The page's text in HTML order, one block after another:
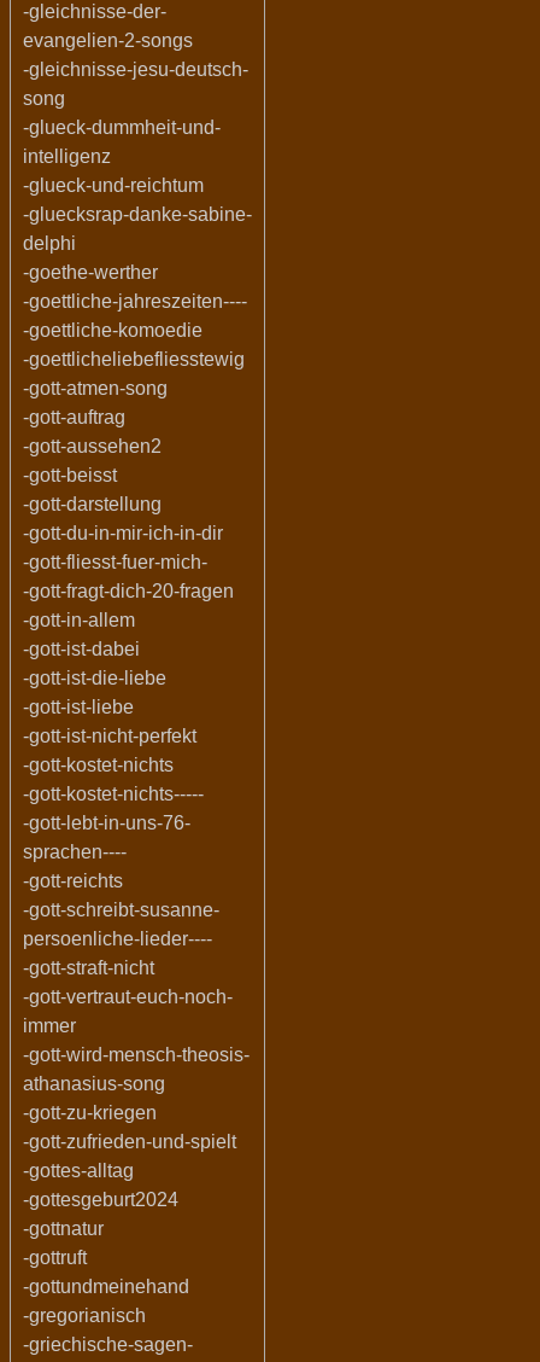
-gleichnisse-der-
evangelien-2-songs
-gleichnisse-jesu-deutsch-
song
-glueck-dummheit-und-
intelligenz
-glueck-und-reichtum
-gluecksrap-danke-sabine-
delphi
-goethe-werther
-goettliche-jahreszeiten----
-goettliche-komoedie
-goettlicheliebefliesstewig
-gott-atmen-song
-gott-auftrag
-gott-aussehen2
-gott-beisst
-gott-darstellung
-gott-du-in-mir-ich-in-dir
-gott-fliesst-fuer-mich-
-gott-fragt-dich-20-fragen
-gott-in-allem
-gott-ist-dabei
-gott-ist-die-liebe
-gott-ist-liebe
-gott-ist-nicht-perfekt
-gott-kostet-nichts
-gott-kostet-nichts-----
-gott-lebt-in-uns-76-
sprachen----
-gott-reichts
-gott-schreibt-susanne-
persoenliche-lieder----
-gott-straft-nicht
-gott-vertraut-euch-noch-
immer
-gott-wird-mensch-theosis-
athanasius-song
-gott-zu-kriegen
-gott-zufrieden-und-spielt
-gottes-alltag
-gottesgeburt2024
-gottnatur
-gottruft
-gottundmeinehand
-gregorianisch
-griechische-sagen-